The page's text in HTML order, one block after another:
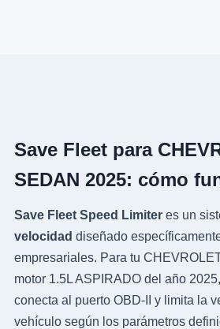
Save Fleet para
SEDAN 2025: cómo
Save Fleet Speed Limiteres un
velocidad diseñado
empresariales. Para tu
motor 1.5L ASPIRADO del año
conecta al puerto OBD-II y limita la
vehículo según los parámetros